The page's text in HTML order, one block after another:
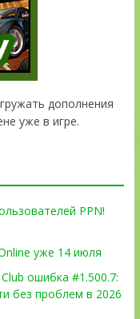
дополнения
уже в игре.
PPN!
уже 14 июля
ошибка #1.500.7:
без проблем в 2026